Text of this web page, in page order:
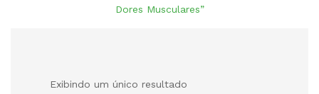
Dores Musculares”
Exibindo um único resultado